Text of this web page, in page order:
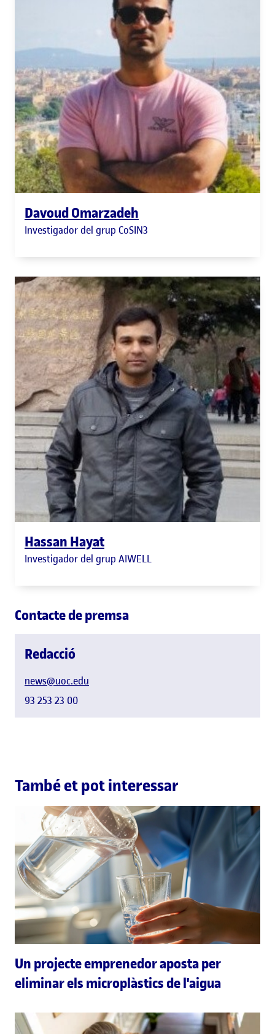
Davoud Omarzadeh
Investigador del grup CoSIN3
Hassan Hayat
Investigador del grup AIWELL
Contacte de premsa
Redacció
news@uoc.edu
93 253 23 00
També et pot interessar
Un projecte emprenedor aposta per
eliminar els microplàstics de l'aigua